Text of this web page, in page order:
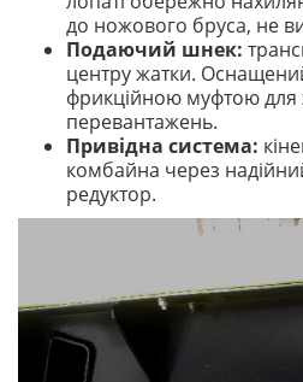
до ножового бруса, не
Подаючий шнек:
центру жатки.
фрикційною муфтою для
перевантажень.
Привідна система:
комбайна через
редуктор.